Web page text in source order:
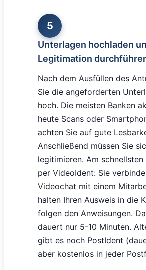
5
Unterlagen hochladen
Legitimation
Nach dem Ausfüllen des
Sie die angeforderten
hoch. Die meisten Banken
heute Scans oder
achten Sie auf gute
Anschließend müssen Sie
legitimieren. Am
per VideoIdent: Sie
Videochat mit einem
halten Ihren Ausweis in die
folgen den Anweisungen.
dauert nur 5-10 Minuten.
gibt es noch PostIdent
aber kostenlos in jeder